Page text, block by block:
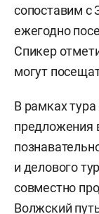
сопоставим с
ежегодно
Спикер
могут
В рамках
предложения
и делового
совместно
Волжский